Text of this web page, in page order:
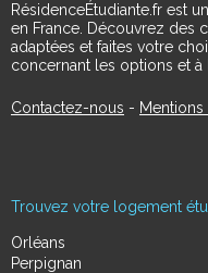
RésidenceÉtudiante.fr est
en France. Découvrez des
adaptées et faites votre
concernant les options et
Contactez-nous -
Trouvez votre logement
Orléans
Perpignan